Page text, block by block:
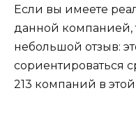
Если вы имеете
данной компанией,
небольшой отзыв:
сориентироваться
213 компаний в